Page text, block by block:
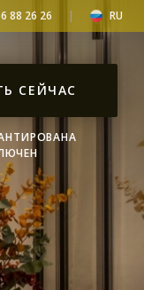
88 26 26 RU
СЕЙЧАС